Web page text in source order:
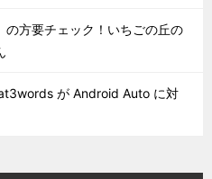
の方要チェック！いちごの丘の
が Android Auto に対